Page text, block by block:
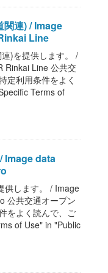
関連) / Image
Line
)を提供します。 /
Rinkai Line 公共交
定利用条件をよく
Terms of
Image data
供します。 / Image
公共交通オープン
をよく読んで、ご
of Use" in "Public